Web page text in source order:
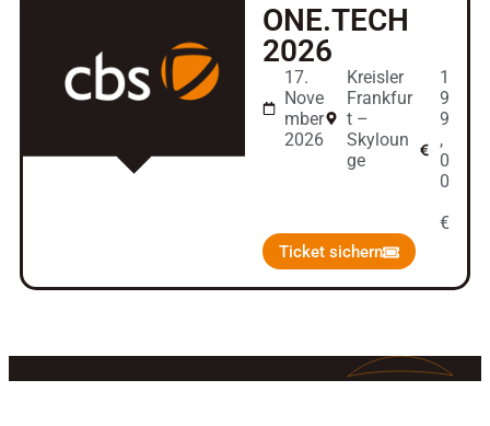
ONE.TECH
2026
17.
Nove
mber
2026
Kreisler
Frankfur
t –
Skyloun
ge
1
9
9
,
0
0
€
Ticket sichern